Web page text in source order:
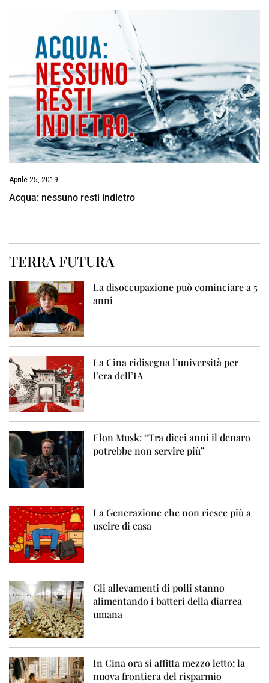
Aprile 25, 2019
Acqua: nessuno resti indietro
TERRA FUTURA
La disoccupazione può cominciare a 5
anni
La Cina ridisegna l’università per
l’era dell’IA
Elon Musk: “Tra dieci anni il denaro
potrebbe non servire più”
La Generazione che non riesce più a
uscire di casa
Gli allevamenti di polli stanno
alimentando i batteri della diarrea
umana
In Cina ora si affitta mezzo letto: la
nuova frontiera del risparmio